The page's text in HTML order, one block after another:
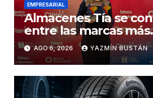
EMPRESARIAL
Almacenes Tía se
entre las marcas más
influyentes del
AGO 6, 2026 YAZMÍN BUSTÁN